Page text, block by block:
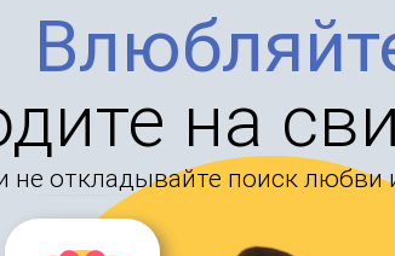
на
не откладывайте поиск любви